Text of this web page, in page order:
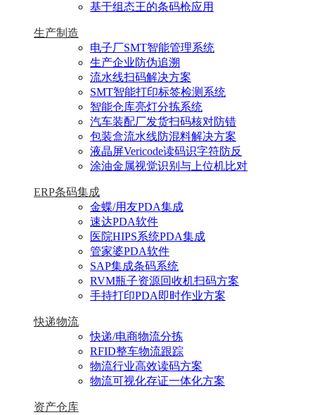
基于组态王的条码枪应用
生产制造
电子厂SMT智能管理系统
生产企业防伪追溯
流水线扫码解决方案
SMT智能打印标签检测系统
智能仓库亮灯分拣系统
汽车装配厂发货扫码核对防错
包装盒流水线防混料解决方案
液晶屏Vericode读码识字符防反
涂油金属视觉识别与上位机比对
ERP条码集成
金蝶/用友PDA集成
速达PDA软件
医院HIPS系统PDA集成
管家婆PDA软件
SAP集成条码系统
RVM瓶子资源回收机扫码方案
手持打印PDA即时作业方案
快递物流
快递/电商物流分拣
RFID整车物流跟踪
物流行业高效读码方案
物流可视化存证一体化方案
资产仓库